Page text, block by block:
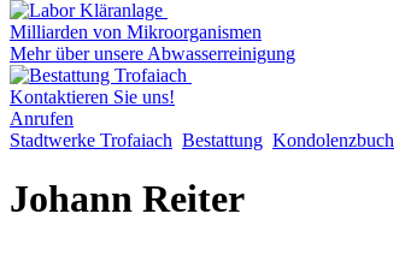
Milliarden von Mikroorganismen
Mehr über unsere Abwasserreinigung
Kontaktieren Sie uns!
Anrufen
Stadtwerke Trofaiach Bestattung Kondolenzbuch
Johann Reiter